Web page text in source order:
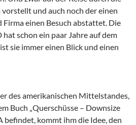
vorstellt und auch noch der einen
Firma einen Besuch abstattet. Die
schon ein paar Jahre auf dem
sie immer einen Blick und einen
des amerikanischen Mittelstandes,
Buch „Querschüsse – Downsize
befindet, kommt ihm die Idee, den